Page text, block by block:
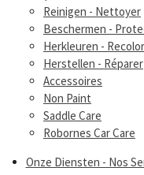
Reinigen - Nettoyer
Beschermen -
Herkleuren -
Herstellen - Réparer
Accessoires
Non Paint
Saddle Care
Robornes Car Care
Onze Diensten - Nos